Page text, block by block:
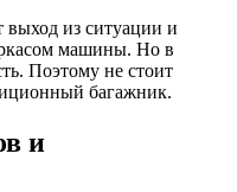
выход из ситуации и
машины. Но в
Поэтому не стоит
багажник.
и